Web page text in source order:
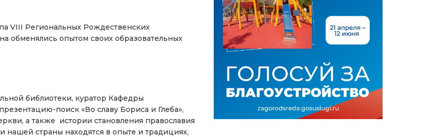
VIII Региональных Рождественских
обменялись опытом своих образовательных
библиотеки, куратор Кафедры
поиск «Во славу Бориса и Глеба»,
а также истории становления православия
нашей страны находятся в опыте и традициях,